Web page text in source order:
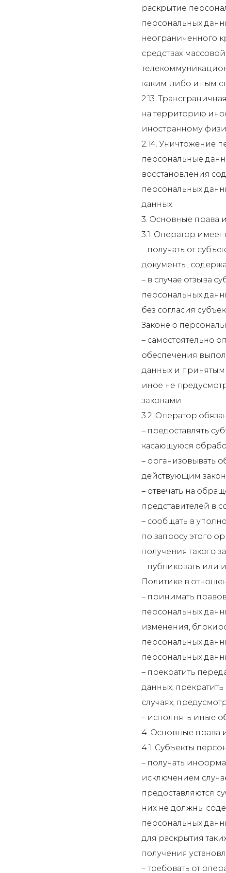
раскрытие
персональных
неограниченного
средствах
каким-либо иным
2.13.
на территорию
иностранному
2.14. Уничтожение
персональные
восстановления
персональных
данных.
3. Основные права
3.1. Оператор имеет
– получать от
документы,
– в случае отзыва
персональных
без согласия
Законе о
– самостоятельно
обеспечения
данных и
иное не
законами.
3.2. Оператор
– предоставлять
касающуюся
– организовывать
действующим
– отвечать на
представителей в
– сообщать в
по запросу этого
получения такого
– публиковать или
Политике в
– принимать
персональных
изменения,
персональных
персональных
– прекратить
данных,
случаях,
– исполнять иные
4. Основные права
4.1. Субъекты
– получать
исключением
предоставляются
них не должны
персональных
для раскрытия
получения
– требовать от